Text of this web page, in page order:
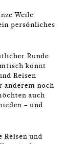
Weile
persönliches
Runde
könnt
Reisen
anderem noch
auch
– und
Reisen und